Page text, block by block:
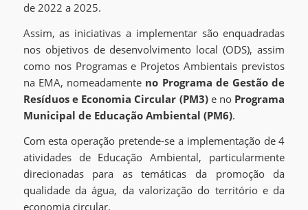
de 2022 a 2025.
Assim, as iniciativas a implementar são enquadradas
nos objetivos de desenvolvimento local (ODS), assim
como nos Programas e Projetos Ambientais previstos
na EMA, nomeadamente no Programa de Gestão de
Resíduos e Economia Circular (PM3)e no Programa
Municipal de Educação Ambiental (PM6).
Com esta operação pretende-se a implementação de 4
atividades de Educação Ambiental, particularmente
direcionadas para as temáticas da promoção da
qualidade da água, da valorização do território e da
economia circular.